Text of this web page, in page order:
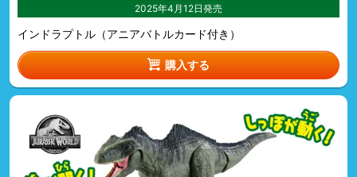
2025年4月12日発売
インドラプトル（アニアバトルカード付き）
購入する